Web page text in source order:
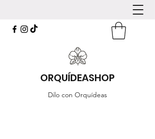
ORQUÍDEASHOP
Dilo con Orquídeas